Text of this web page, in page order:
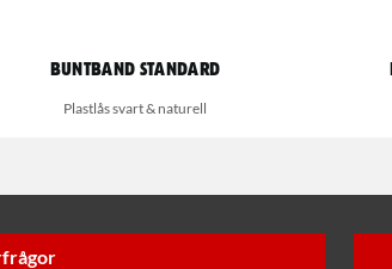
Buntband standard
Plastlås svart & naturell